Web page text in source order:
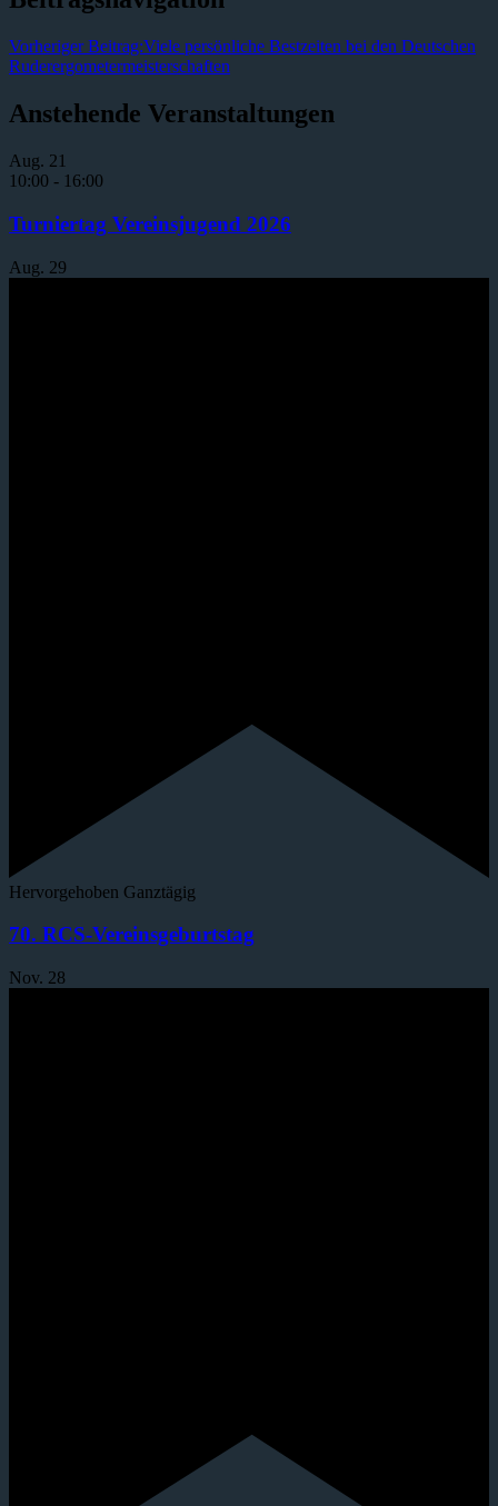
Vorheriger Beitrag:Viele persönliche Bestzeiten bei den Deutschen
Ruderergometermeisterschaften
Anstehende Veranstaltungen
Aug. 21
10:00 - 16:00
Turniertag Vereinsjugend 2026
Aug. 29
Hervorgehoben Ganztägig
70. RCS-Vereinsgeburtstag
Nov. 28